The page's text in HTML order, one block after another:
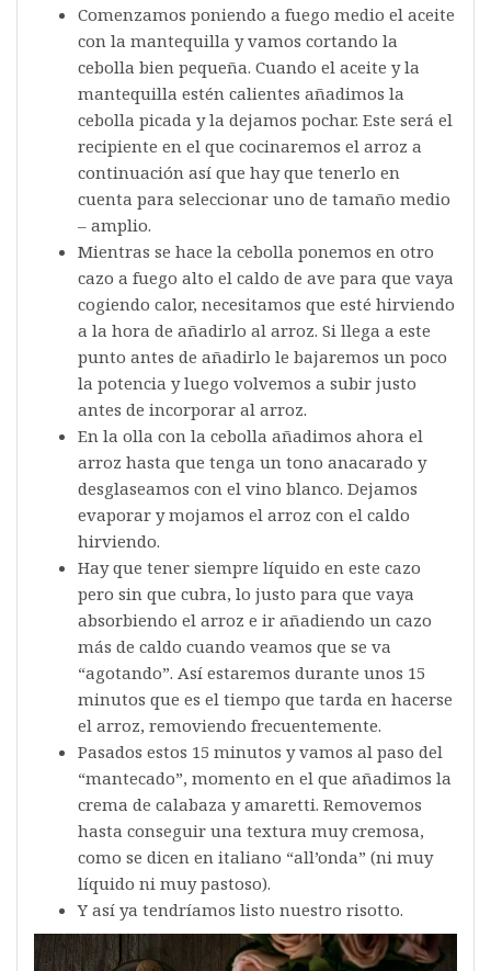
Comenzamos poniendo a fuego medio el aceite
con la mantequilla y vamos cortando la
cebolla bien pequeña. Cuando el aceite y la
mantequilla estén calientes añadimos la
cebolla picada y la dejamos pochar. Este será el
recipiente en el que cocinaremos el arroz a
continuación así que hay que tenerlo en
cuenta para seleccionar uno de tamaño medio
– amplio.
Mientras se hace la cebolla ponemos en otro
cazo a fuego alto el caldo de ave para que vaya
cogiendo calor, necesitamos que esté hirviendo
a la hora de añadirlo al arroz. Si llega a este
punto antes de añadirlo le bajaremos un poco
la potencia y luego volvemos a subir justo
antes de incorporar al arroz.
En la olla con la cebolla añadimos ahora el
arroz hasta que tenga un tono anacarado y
desglaseamos con el vino blanco. Dejamos
evaporar y mojamos el arroz con el caldo
hirviendo.
Hay que tener siempre líquido en este cazo
pero sin que cubra, lo justo para que vaya
absorbiendo el arroz e ir añadiendo un cazo
más de caldo cuando veamos que se va
“agotando”. Así estaremos durante unos 15
minutos que es el tiempo que tarda en hacerse
el arroz, removiendo frecuentemente.
Pasados estos 15 minutos y vamos al paso del
“mantecado”, momento en el que añadimos la
crema de calabaza y amaretti. Removemos
hasta conseguir una textura muy cremosa,
como se dicen en italiano “all’onda” (ni muy
líquido ni muy pastoso).
Y así ya tendríamos listo nuestro risotto.